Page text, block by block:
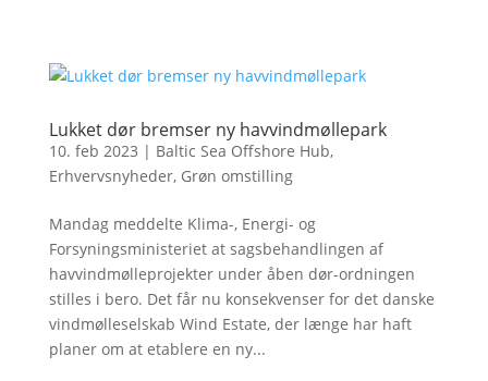
Lukket dør bremser ny havvindmøllepark
10. feb 2023 | Baltic Sea Offshore Hub,
Erhvervsnyheder, Grøn omstilling
Mandag meddelte Klima-, Energi- og
Forsyningsministeriet at sagsbehandlingen af
havvindmølleprojekter under åben dør-ordningen
stilles i bero. Det får nu konsekvenser for det danske
vindmølleselskab Wind Estate, der længe har haft
planer om at etablere en ny...